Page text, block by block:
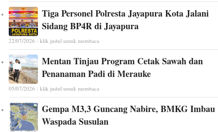
Tiga Personel Polresta Jayapura Kota Jalani
Sidang BP4R di Jayapura
22/07/2026 - klik judul untuk membaca
Mentan Tinjau Program Cetak Sawah dan
Penanaman Padi di Merauke
05/07/2026 - klik judul untuk membaca
Gempa M3,3 Guncang Nabire, BMKG Imbau
Waspada Susulan